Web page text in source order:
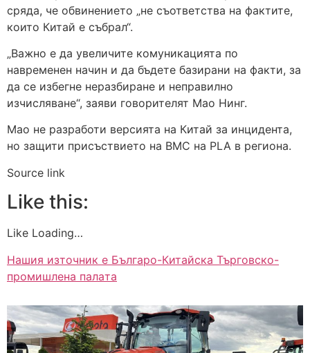
сряда, че обвинението „не съответства на фактите,
които Китай е събрал“.
„Важно е да увеличите комуникацията по
навременен начин и да бъдете базирани на факти, за
да се избегне неразбиране и неправилно
изчисляване“, заяви говорителят Мао Нинг.
Мао не разработи версията на Китай за инцидента,
но защити присъствието на ВМС на PLA в региона.
Source link
Like this:
Like Loading…
Нашия източник е Българо-Китайска Търговско-
промишлена палaта